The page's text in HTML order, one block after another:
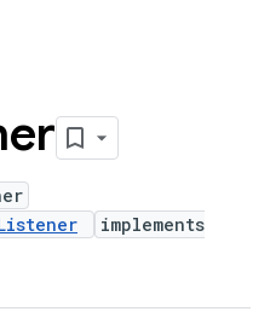
implements